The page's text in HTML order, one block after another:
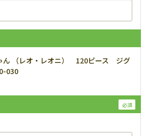
ん （レオ・レオニ） 120ピース ジグ
030